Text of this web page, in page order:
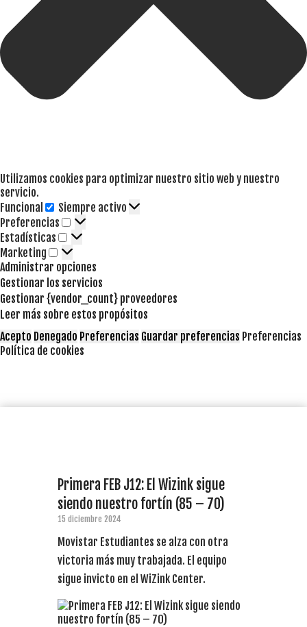
Utilizamos cookies para optimizar nuestro sitio web y nuestro
servicio.
Funcional
Funcional
Siempre activo
Preferencias
Preferencias
Estadísticas Estadísticas
Marketing Marketing
Administrar opciones
Gestionar los servicios
Gestionar {vendor_count} proveedores
Leer más sobre estos propósitos
Acepto Denegado Preferencias Guardar preferencias Preferencias
Política de cookies
Primera FEB J12: El Wizink sigue
siendo nuestro fortín (85 – 70)
15 diciembre 2024
Movistar Estudiantes se alza con otra
victoria más muy trabajada. El equipo
sigue invicto en el WiZink Center.